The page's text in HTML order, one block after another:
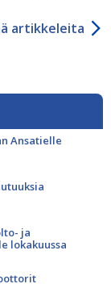
artikkeleita
Ansatielle
ja
lokakuussa